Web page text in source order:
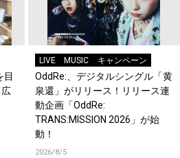
目
LIVE MUSIC キャンペーン
OddRe:、デジタルシングル「黄
泉還」がリリース！リリース連
動企画「OddRe:
TRANS:MISSION 2026」が始
動！
2026/8/5